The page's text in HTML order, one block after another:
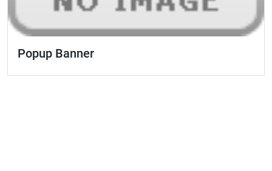
Popup Banner